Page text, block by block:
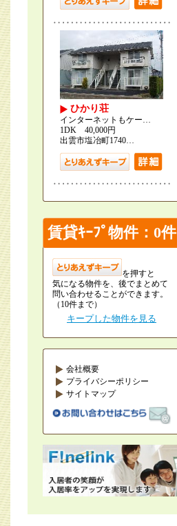
ひかり荘
インターネットもケー…
1DK 40,000円
出雲市塩冶町1740…
賃貸ｷｰﾌﾟ物件：0件
を押すと
気になる物件を、後でまとめて
問い合わせることができます。
（10件まで）
キープした物件を見る
会社概要
プライバシーポリシー
サイトマップ